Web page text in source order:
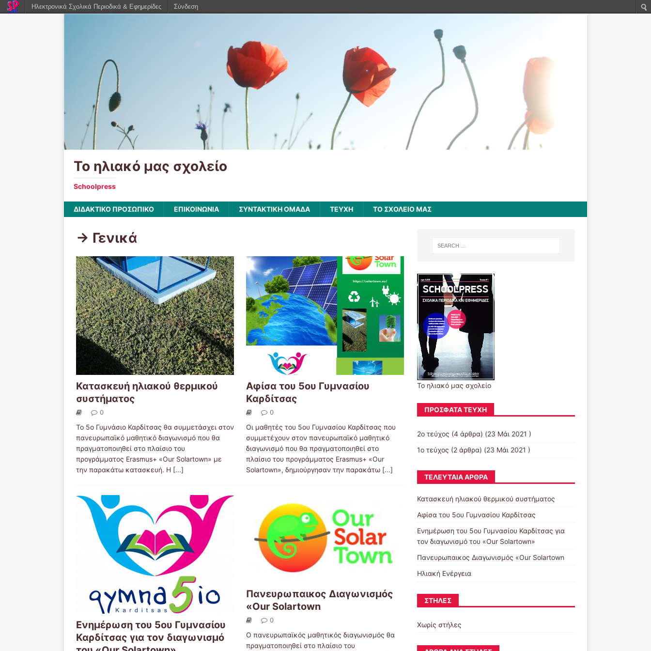
Το ηλιακό μας σχολείο
Schoolpress
ΔΙΔΑΚΤΙΚΟ ΠΡΟΣΩΠΙΚΟ ΕΠΙΚΟΙΝΩΝΙΑ ΣΥΝΤΑΚΤΙΚΗ ΟΜΑΔΑ ΤΕΥΧΗ ΤΟ ΣΧΟΛΕΙΟ ΜΑΣ
-> Γενικά
Κατασκευή ηλιακού θερμικού
συστήματος
0
Το 5ο Γυμνάσιο Καρδίτσας θα συμμετάσχει στον
πανευρωπαϊκό μαθητικό διαγωνισμό που θα
πραγματοποιηθεί στο πλαίσιο του
προγράμματος Erasmus+ «Our Solartown» με
την παρακάτω κατασκευή. Η [...]
Αφίσα του 5ου Γυμνασίου
Καρδίτσας
0
Οι μαθητές του 5ου Γυμνασίου Καρδίτσας που
συμμετέχουν στον πανευρωπαϊκό μαθητικό
διαγωνισμό που θα πραγματοποιηθεί στο
πλαίσιο του προγράμματος Erasmus+ «Our
Solartown», δημιούργησαν την παρακάτω [...]
Ενημέρωση του 5ου Γυμνασίου
Καρδίτσας για τον διαγωνισμό
Πανευρωπαικος Διαγωνισμός
«Our Solartown
0
Ο πανευρωπαϊκός μαθητικός διαγωνισμός θα
πραγματοποιηθεί στο πλαίσιο του
Το ηλιακό μας σχολείο
ΠΡΌΣΦΑΤΑ ΤΕΎΧΗ
2ο τεύχος (4 άρθρα) (23 Μάι 2021 )
1o τεύχος (2 άρθρα) (23 Μάι 2021 )
ΤΕΛΕΥΤΑΊΑ ΆΡΘΡΑ
Κατασκευή ηλιακού θερμικού συστήματος
Αφίσα του 5ου Γυμνασίου Καρδίτσας
Ενημέρωση του 5ου Γυμνασίου Καρδίτσας για
τον διαγωνισμό του «Our Solartown»
Πανευρωπαικος Διαγωνισμός «Our Solartown
Ηλιακή Ενέργεια
ΣΤΉΛΕΣ
Χωρίς στήλες
Ηλεκτρονικά Σχολικά Περιοδικά & Εφημερίδες Σύνδεση